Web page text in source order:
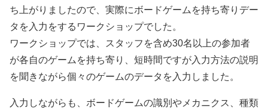
ち上がりましたので、実際にボードゲームを持ち寄りデー
タを入力をするワークショップでした。
ワークショップでは、スタッフを含め30名以上の参加者
が各自のゲームを持ち寄り、短時間ですが入力方法の説明
を聞きながら個々のゲームのデータを入力しました。
入力しながらも、ボードゲームの識別やメカニクス、種類